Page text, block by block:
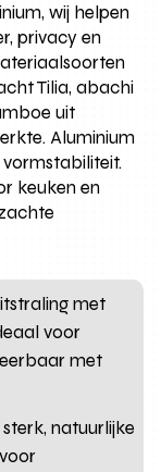
wij helpen
privacy en
Tilia, abachi
uit
Aluminium
keuken en
met
voor
met
natuurlijke